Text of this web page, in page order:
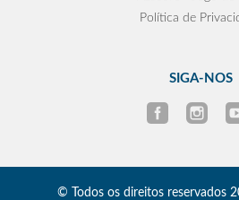
Política de
SIGA-NOS
© Todos os direitos reservados